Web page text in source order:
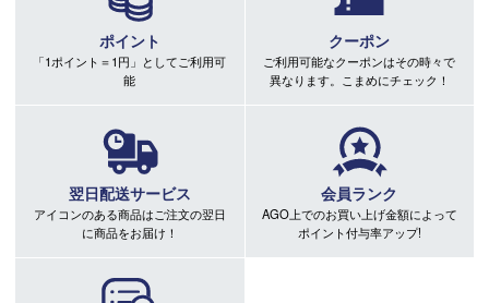
ポイント
「1ポイント＝1円」としてご利用可
能
クーポン
ご利用可能なクーポンはその時々で
異なります。こまめにチェック！
翌日配送サービス
アイコンのある商品はご注文の翌日
に商品をお届け！
会員ランク
AGO上でのお買い上げ金額によって
ポイント付与率アップ!